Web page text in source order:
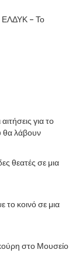
ΕΛΔΥΚ – Το
για το
θα λάβουν
θεατές σε μια
το κοινό σε μια
στο Μουσείο